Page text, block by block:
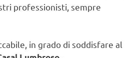
professionisti, sempre
in grado di soddisfare al